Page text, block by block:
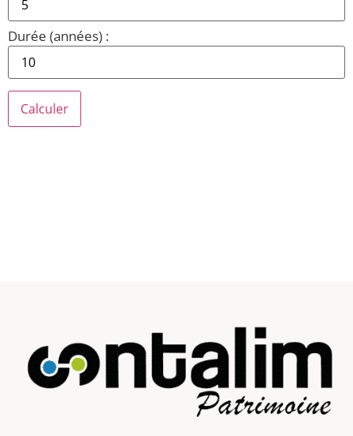
Durée (années) :
Calculer